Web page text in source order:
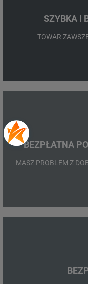
SZYBKA I
TOWAR
BEZPŁATNA
MASZ PROBLEM Z